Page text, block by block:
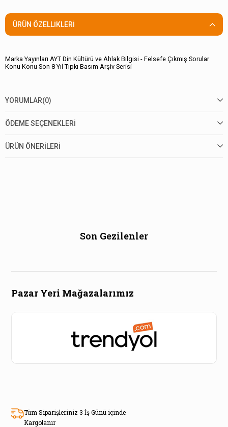
ÜRÜN ÖZELLIKLERI
Marka Yayınları AYT Din Kültürü ve Ahlak Bilgisi - Felsefe Çıkmış Sorular
Konu Konu Son 8 Yıl Tıpkı Basım Arşiv Serisi
YORUMLAR(0)
ÖDEME SEÇENEKLERI
ÜRÜN ÖNERILERI
Son Gezilenler
Pazar Yeri Mağazalarımız
Tüm Siparişleriniz 3 İş Günü içinde
Kargolanır